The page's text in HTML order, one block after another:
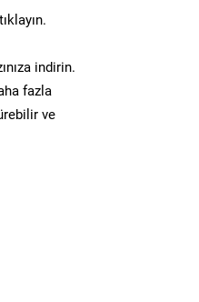
indirin.
fazla
ve